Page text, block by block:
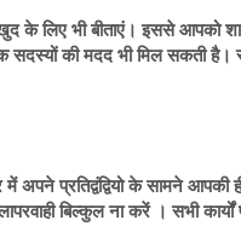
लिए भी बीताएं। इससे आपको
सदस्यों की मदद भी मिल सकती है।
अपने प्रतिद्वंद्वियो के सामने आपकी
बिल्कुल ना करें । सभी